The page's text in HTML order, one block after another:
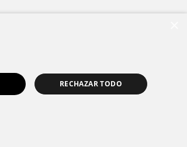
RECHAZAR TODO